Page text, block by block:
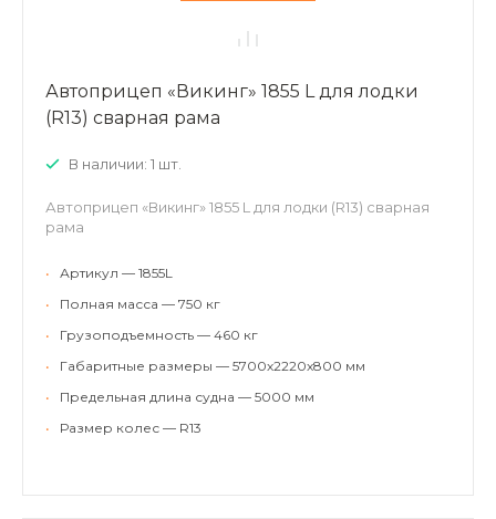
Автоприцеп «Викинг» 1855 L для лодки
(R13) сварная рама
В наличии: 1 шт.
Автоприцеп «Викинг» 1855 L для лодки (R13) сварная
рама
•
Артикул — 1855L
•
Полная масса — 750 кг
•
Грузоподъемность — 460 кг
•
Габаритные размеры — 5700х2220х800 мм
•
Предельная длина судна — 5000 мм
•
Размер колес — R13